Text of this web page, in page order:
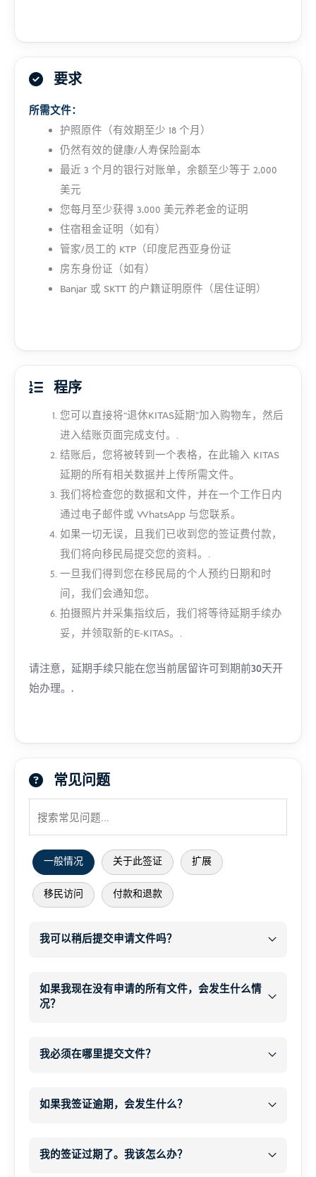
要求
所需文件：
护照原件（有效期至少 18 个月）
仍然有效的健康/人寿保险副本
最近 3 个月的银行对账单，余额至少等于 2,000
美元
您每月至少获得 3,000 美元养老金的证明
住宿租金证明（如有）
管家/员工的 KTP（印度尼西亚身份证
房东身份证（如有）
Banjar 或 SKTT 的户籍证明原件（居住证明）
程序
您可以直接将“退休KITAS延期”加入购物车，然后
进入结账页面完成支付。.
结账后，您将被转到一个表格，在此输入 KITAS
延期的所有相关数据并上传所需文件。
我们将检查您的数据和文件，并在一个工作日内
通过电子邮件或 WhatsApp 与您联系。
如果一切无误，且我们已收到您的签证费付款，
我们将向移民局提交您的资料。.
一旦我们得到您在移民局的个人预约日期和时
间，我们会通知您。
拍摄照片并采集指纹后，我们将等待延期手续办
妥，并领取新的E-KITAS。.
请注意，延期手续只能在您当前居留许可到期前30天开
始办理。.
常见问题
一般情况 关于此签证 扩展
移民访问 付款和退款
我可以稍后提交申请文件吗？
之后
WhatsApp
电子邮件
处理并提交您的签证申请
如果我现在没有申请的所有文件，会发生什么情
况？
WhatsApp 或电子邮件
所有所需文件和
我必须在哪里提交文件？
如果我签证逾期，会发生什么？
罚款每人每天 1,000,000 印度卢比
65 美元
我的签证过期了。我该怎么办？